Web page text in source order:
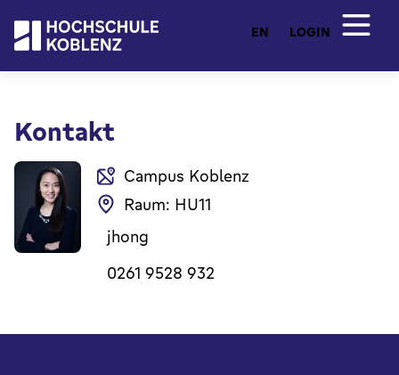
EN LOGIN
Kontakt
Campus Koblenz
Raum: HU11
jhong
0261 9528 932